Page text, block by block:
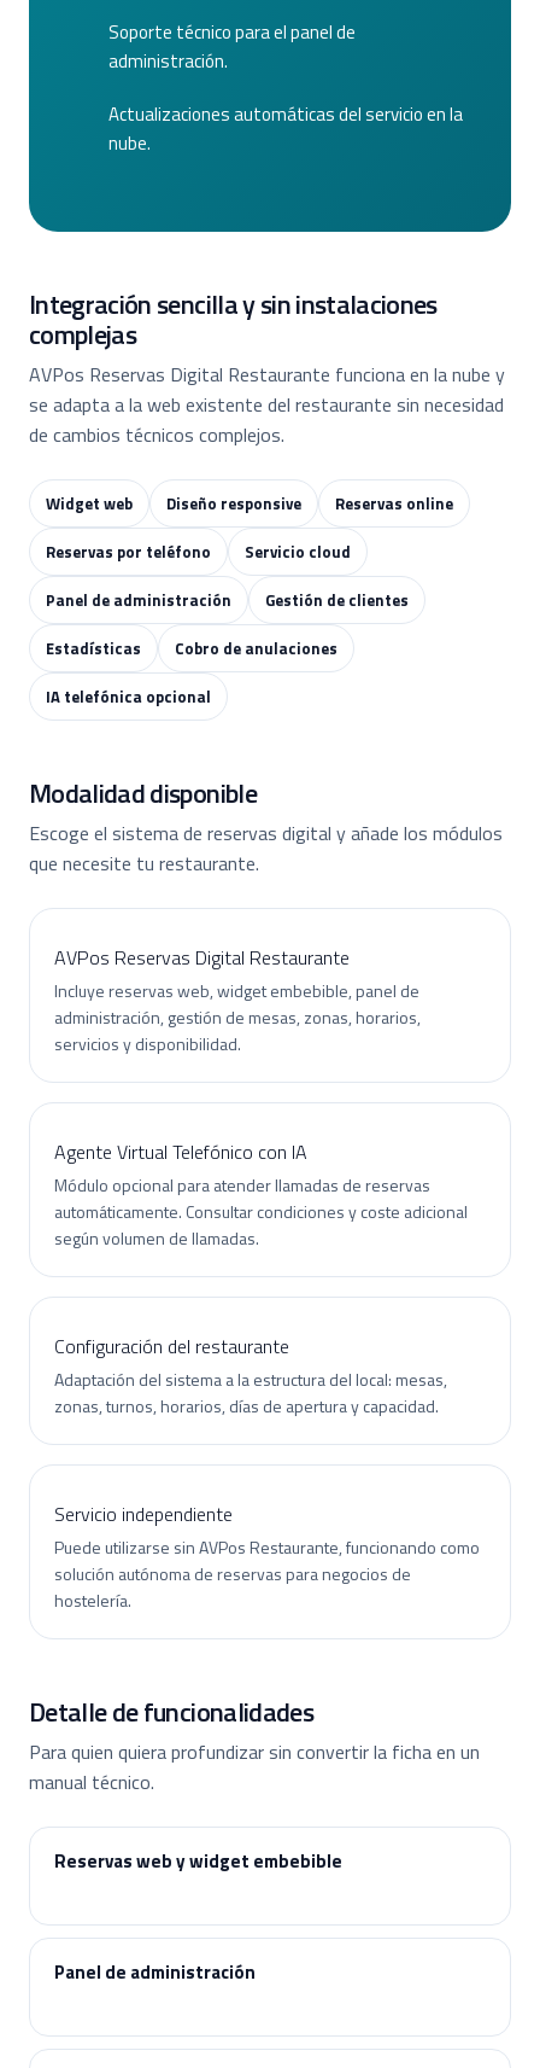
Soporte técnico para el panel de
administración.
Actualizaciones automáticas del servicio en la
nube.
Integración sencilla y sin instalaciones
complejas
AVPos Reservas Digital Restaurante funciona en la nube y
se adapta a la web existente del restaurante sin necesidad
de cambios técnicos complejos.
Widget web Diseño responsive
Reservas online
Reservas por teléfono
Servicio cloud
Panel de administración
Gestión de clientes
Estadísticas
Cobro de anulaciones
IA telefónica opcional
Modalidad disponible
Escoge el sistema de reservas digital y añade los módulos
que necesite tu restaurante.
AVPos Reservas Digital Restaurante
Incluye reservas web, widget embebible, panel de
administración, gestión de mesas, zonas, horarios,
servicios y disponibilidad.
Agente Virtual Telefónico con IA
Módulo opcional para atender llamadas de reservas
automáticamente. Consultar condiciones y coste adicional
según volumen de llamadas.
Configuración del restaurante
Adaptación del sistema a la estructura del local: mesas,
zonas, turnos, horarios, días de apertura y capacidad.
Servicio independiente
Puede utilizarse sin AVPos Restaurante, funcionando como
solución autónoma de reservas para negocios de
hostelería.
Detalle de funcionalidades
Para quien quiera profundizar sin convertir la ficha en un
manual técnico.
Reservas web y widget embebible
Panel de administración